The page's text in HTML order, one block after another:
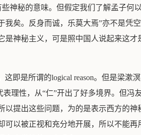
神秘的意味。但假定我们了解孟子何
矣。反身而诚，乐莫大焉”亦不是凭
神秘主义，可是照中国人说起来这
即是所谓的logical reason。但是梁漱
理性，从“仁”开出了好多境界。但
提出这些问题，为的是表示西方的
以被正视和充分地开展，所以不能